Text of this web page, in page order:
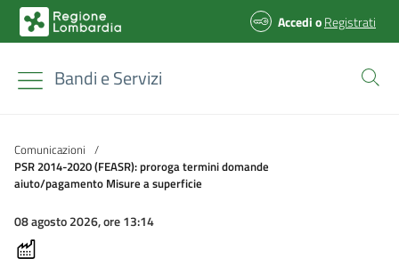
AccedioRegistrati
Bandi e Servizi
Comunicazioni /
PSR 2014-2020 (FEASR): proroga termini domande
aiuto/pagamento Misure a superficie
08 agosto 2026, ore 13:14